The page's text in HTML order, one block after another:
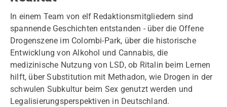
In einem Team von elf Redaktionsmitgliedern sind
spannende Geschichten entstanden - über die Offene
Drogenszene im Colombi-Park, über die historische
Entwicklung von Alkohol und Cannabis, die
medizinische Nutzung von LSD, ob Ritalin beim Lernen
hilft, über Substitution mit Methadon, wie Drogen in der
schwulen Subkultur beim Sex genutzt werden und
Legalisierungsperspektiven in Deutschland.